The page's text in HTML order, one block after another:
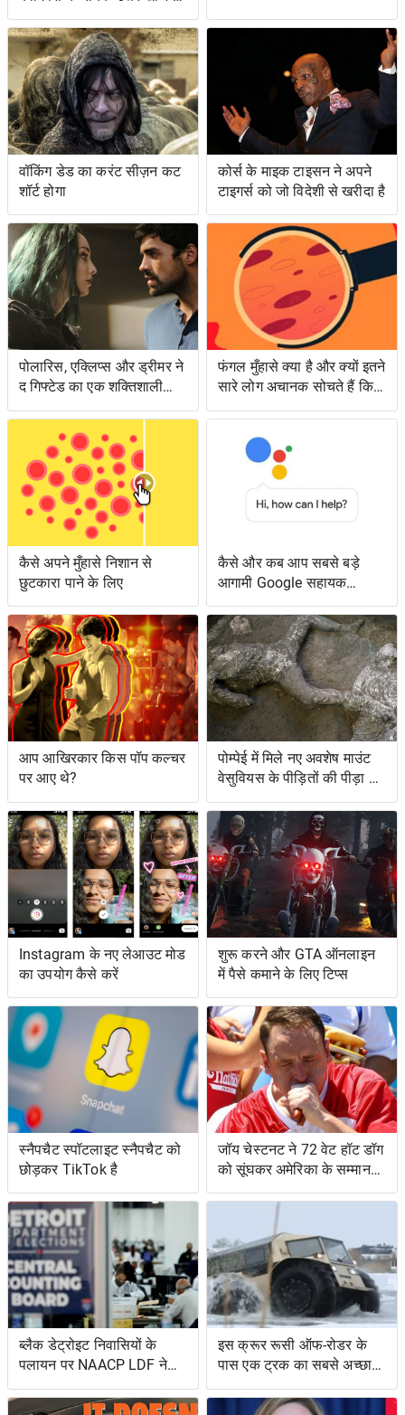
हैं ... और प्रतिशोध समुद्र पर
वॉकिंग डेड का करंट सीज़न कट
शॉर्ट होगा
कोर्स के माइक टाइसन ने अपने
टाइगर्स को जो विदेशी से खरीदा है
पोलारिस, एक्लिप्स और ड्रीमर ने
द गिफ्टेड का एक शक्तिशाली
एपिसोड लंगर डाला
फंगल मुँहासे क्या है और क्यों इतने
सारे लोग अचानक सोचते हैं कि
उनके पास क्या है?
कैसे अपने मुँहासे निशान से
छुटकारा पाने के लिए
कैसे और कब आप सबसे बड़े
आगामी Google सहायक
सुविधाओं तक पहुँच सकते हैं
आप आखिरकार किस पॉप कल्चर
पर आए थे?
पोम्पेई में मिले नए अवशेष माउंट
वेसुवियस के पीड़ितों की पीड़ा को
दर्शाते हैं
Instagram के नए लेआउट मोड
का उपयोग कैसे करें
शुरू करने और GTA ऑनलाइन
में पैसे कमाने के लिए टिप्स
स्नैपचैट स्पॉटलाइट स्नैपचैट को
छोड़कर TikTok है
जॉय चेस्टनट ने 72 वेट हॉट डॉग
को सूंघकर अमेरिका के सम्मान
की रक्षा की
ब्लैक डेट्रोइट निवासियों के
पलायन पर NAACP LDF ने
मुकदमा किया, मिशिगन के वोट
सर्टिफिकेशन को रोकने के
इस क्रूर रूसी ऑफ-रोडर के
पास एक ट्रक का सबसे अच्छा
और एक उभयचर टैंक का सबसे
अच्छा है